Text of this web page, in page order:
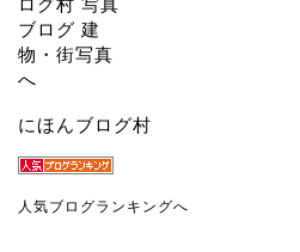
にほんブログ村
人気ブログランキングへ